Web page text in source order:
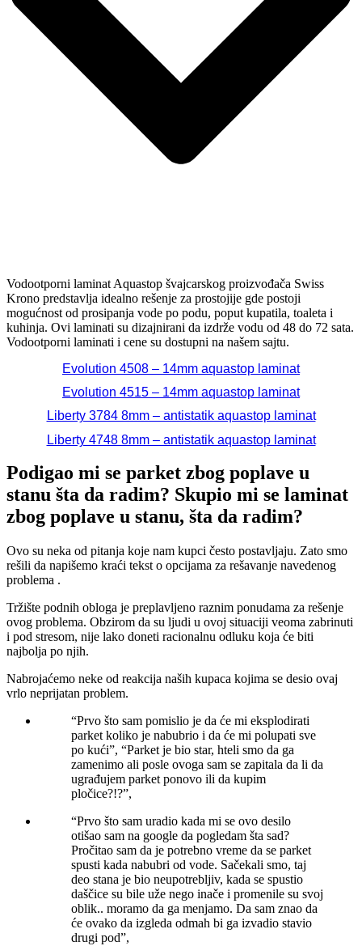
Vodootporni laminat Aquastop švajcarskog proizvođača Swiss
Krono predstavlja idealno rešenje za prostojije gde postoji
mogućnost od prosipanja vode po podu, poput kupatila, toaleta i
kuhinja. Ovi laminati su dizajnirani da izdrže vodu od 48 do 72 sata.
Vodootporni laminati i cene su dostupni na našem sajtu.
Evolution 4508 – 14mm aquastop laminat
Evolution 4515 – 14mm aquastop laminat
Liberty 3784 8mm – antistatik aquastop laminat
Liberty 4748 8mm – antistatik aquastop laminat
Podigao mi se parket zbog poplave u
stanu šta da radim? Skupio mi se laminat
zbog poplave u stanu, šta da radim?
Ovo su neka od pitanja koje nam kupci često postavljaju. Zato smo
rešili da napišemo kraći tekst o opcijama za rešavanje navedenog
problema .
Tržište podnih obloga je preplavljeno raznim ponudama za rešenje
ovog problema. Obzirom da su ljudi u ovoj situaciji veoma zabrinuti
i pod stresom, nije lako doneti racionalnu odluku koja će biti
najbolja po njih.
Nabrojaćemo neke od reakcija naših kupaca kojima se desio ovaj
vrlo neprijatan problem.
“Prvo što sam pomislio je da će mi eksplodirati
parket koliko je nabubrio i da će mi polupati sve
po kući”, “Parket je bio star, hteli smo da ga
zamenimo ali posle ovoga sam se zapitala da li da
ugrađujem parket ponovo ili da kupim
pločice?!?”,
“Prvo što sam uradio kada mi se ovo desilo
otišao sam na google da pogledam šta sad?
Pročitao sam da je potrebno vreme da se parket
spusti kada nabubri od vode. Sačekali smo, taj
deo stana je bio neupotrebljiv, kada se spustio
daščice su bile uže nego inače i promenile su svoj
oblik.. moramo da ga menjamo. Da sam znao da
će ovako da izgleda odmah bi ga izvadio stavio
drugi pod”,